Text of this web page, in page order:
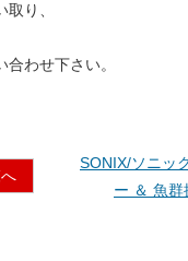
り、
わせ下さい。
SONIX/ソニッ
ー ＆ 魚群